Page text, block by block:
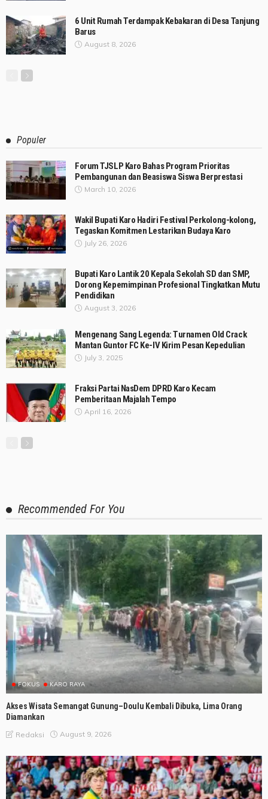
6 Unit Rumah Terdampak Kebakaran di Desa Tanjung
Barus
August 8, 2026
Populer
Forum TJSLP Karo Bahas Program Prioritas
Pembangunan dan Beasiswa Siswa Berprestasi
March 10, 2026
Wakil Bupati Karo Hadiri Festival Perkolong-kolong,
Tegaskan Komitmen Lestarikan Budaya Karo
July 26, 2026
Bupati Karo Lantik 20 Kepala Sekolah SD dan SMP,
Dorong Kepemimpinan Profesional Tingkatkan Mutu
Pendidikan
August 3, 2026
Mengenang Sang Legenda: Turnamen Old Crack
Mantan Guntor FC Ke-IV Kirim Pesan Kepedulian
July 3, 2025
Fraksi Partai NasDem DPRD Karo Kecam
Pemberitaan Majalah Tempo
April 16, 2026
Recommended For You
FOKUS KARO RAYA
Akses Wisata Semangat Gunung–Doulu Kembali Dibuka, Lima Orang
Diamankan
Redaksi August 9, 2026